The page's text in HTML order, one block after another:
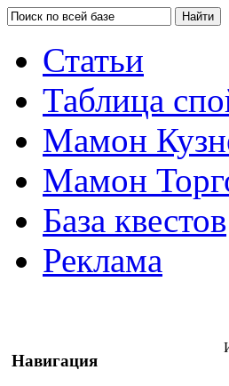
Статьи
Таблица
Мамон
Мамон
База квестов
Реклама
Навигация